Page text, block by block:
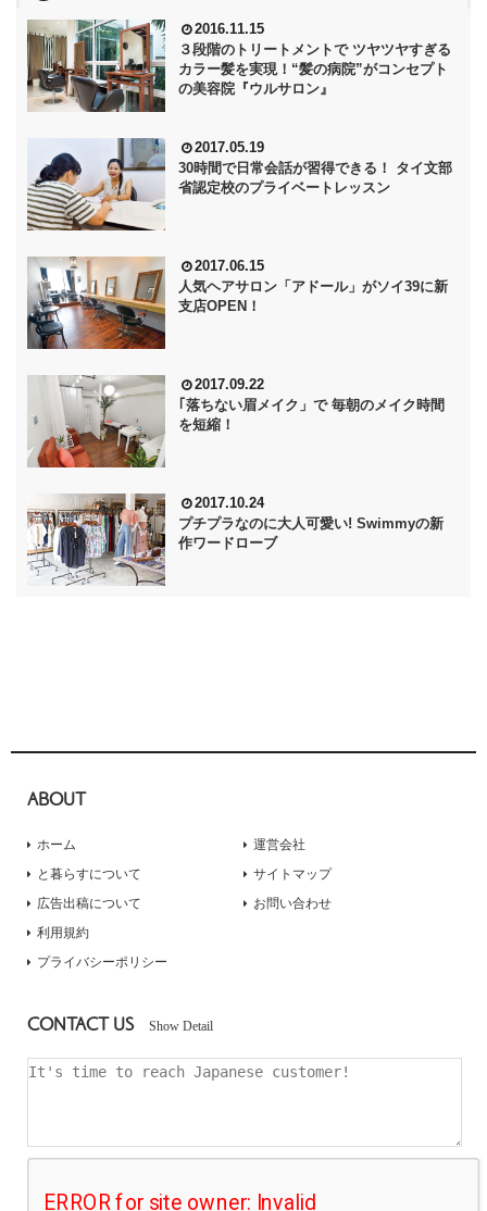
2016.11.15
３段階のトリートメントで ツヤツヤすぎる
カラー髪を実現！“髪の病院”がコンセプト
の美容院『ウルサロン』
2017.05.19
30時間で日常会話が習得できる！ タイ文部
省認定校のプライベートレッスン
2017.06.15
人気ヘアサロン「アドール」がソイ39に新
支店OPEN！
2017.09.22
｢落ちない眉メイク」で 毎朝のメイク時間
を短縮！
2017.10.24
プチプラなのに大人可愛い! Swimmyの新
作ワードローブ
ABOUT
ホーム
と暮らすについて
広告出稿について
運営会社
サイトマップ
お問い合わせ
利用規約
プライバシーポリシー
CONTACT US Show Detail